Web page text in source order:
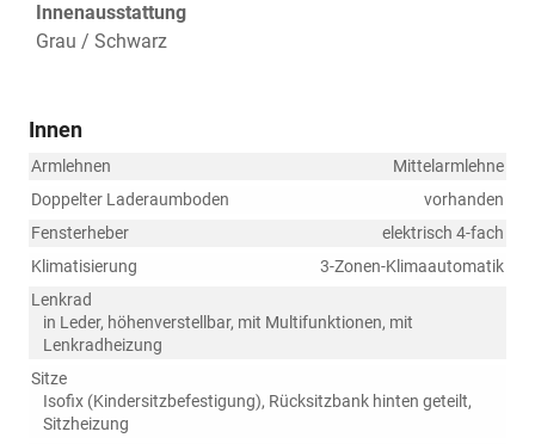
Innenausstattung
Grau / Schwarz
Innen
Armlehnen
Mittelarmlehne
Doppelter Laderaumboden
vorhanden
Fensterheber
elektrisch 4-fach
Klimatisierung
3-Zonen-Klimaautomatik
Lenkrad
in Leder, höhenverstellbar, mit Multifunktionen, mit
Lenkradheizung
Sitze
Isofix (Kindersitzbefestigung), Rücksitzbank hinten geteilt,
Sitzheizung